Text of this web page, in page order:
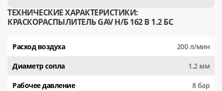
ТЕХНИЧЕСКИЕ ХАРАКТЕРИСТИКИ:
КРАСКОРАСПЫЛИТЕЛЬ GAV Н/Б 162 В 1.2 БС
Расход воздуха 200 л/мин
Диаметр сопла 1.2 мм
Рабочее давление 8 бар